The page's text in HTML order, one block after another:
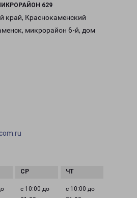
629
край, Краснокаменский
микрорайон 6-й, дом
с 10:00 до
с 10:00 до